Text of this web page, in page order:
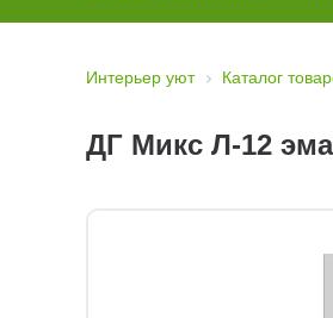
Интерьер уют Каталог
ДГ Микс Л-12